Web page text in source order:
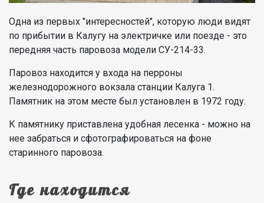
Одна из первых "интересностей", которую люди видят
по прибытии в Калугу на электричке или поезде - это
передняя часть паровоза модели СУ-214-33.
Паровоз находится у входа на перроны
железнодорожного вокзала станции Калуга 1.
Памятник на этом месте был установлен в 1972 году.
К памятнику приставлена удобная лесенка - можно на
нее забраться и сфотографироваться на фоне
старинного паровоза.
Где находится